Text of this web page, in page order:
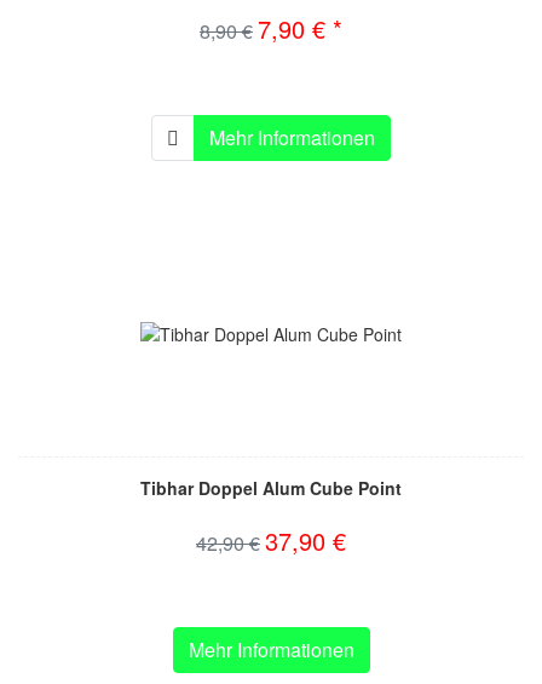
8,90 € 7,90 € *
Mehr Informationen
Tibhar Doppel Alum Cube Point
42,90 €37,90 €
Mehr Informationen